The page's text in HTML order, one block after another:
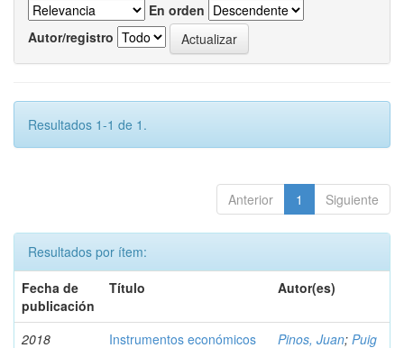
En orden
Autor/registro
Resultados 1-1 de 1.
Anterior 1 Siguiente
Resultados por ítem:
Fecha de
publicación
Título Autor(es)
2018
Instrumentos económicos
Pinos, Juan; Puig